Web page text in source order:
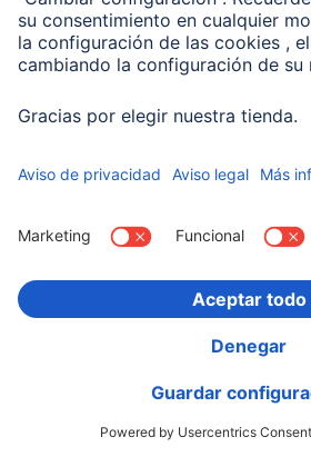
Variantes: Tono del Color (3) &
19,99 EUR